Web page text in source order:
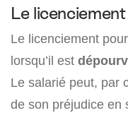
Le
Le licenciement
lorsqu’il est
Le salarié peut, par
de son préjudice en